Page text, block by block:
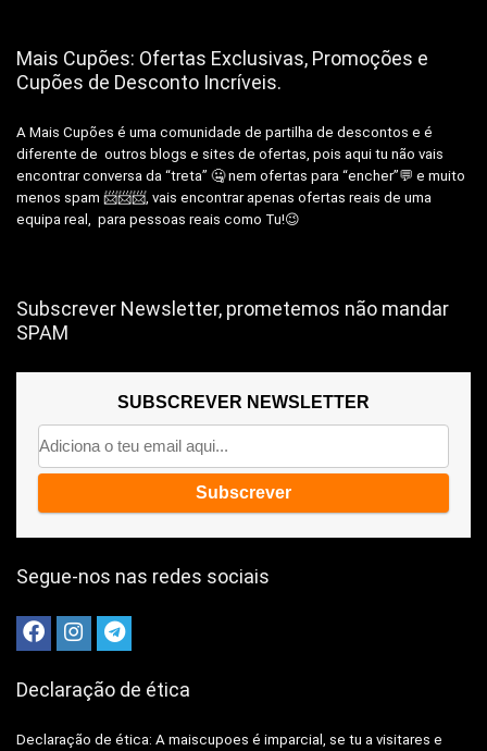
Mais Cupões: Ofertas Exclusivas, Promoções e
Cupões de Desconto Incríveis.
A Mais Cupões é uma comunidade de partilha de descontos e é
diferente de outros blogs e sites de ofertas, pois aqui tu não vais
encontrar conversa da “treta” 🤐 nem ofertas para “encher”💬 e muito
menos spam 📨📨📨, vais encontrar apenas ofertas reais de uma
equipa real, para pessoas reais como Tu!😉
Subscrever Newsletter, prometemos não mandar
SPAM
SUBSCREVER NEWSLETTER
Segue-nos nas redes sociais
Declaração de ética
Declaração de ética: A maiscupoes é imparcial, se tu a visitares e